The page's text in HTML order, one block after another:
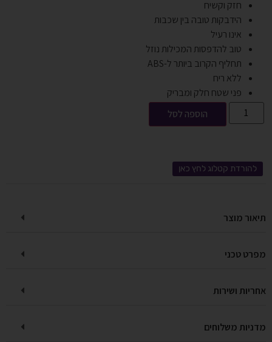
חזק וקשיח
הידבקות טובה בין שכבות
אינו רעיל
טוב להדפסות המכילות נוזל
תחליף הקרוב ביותר ל-ABS
ללא ריח
פני שטח חלק ומבריק
הוספה לסל
להורדת קטלוג לחץ כאן
תיאור מוצר
מפרט טכני
אחריות ושירות
מדניות משלוחים